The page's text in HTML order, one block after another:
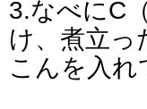
3.なべにC
け、煮立っ
こんを入